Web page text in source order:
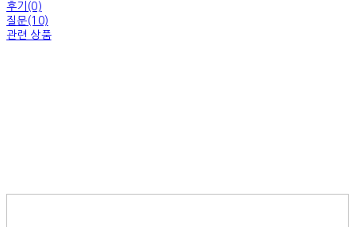
후기(0)
질문(10)
관련 상품